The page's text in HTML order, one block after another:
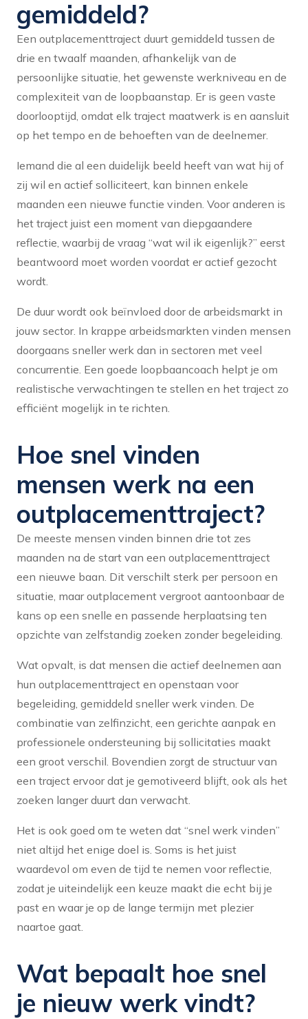
gemiddeld?
Een outplacementtraject duurt gemiddeld tussen de
drie en twaalf maanden, afhankelijk van de
persoonlijke situatie, het gewenste werkniveau en de
complexiteit van de loopbaanstap. Er is geen vaste
doorlooptijd, omdat elk traject maatwerk is en aansluit
op het tempo en de behoeften van de deelnemer.
Iemand die al een duidelijk beeld heeft van wat hij of
zij wil en actief solliciteert, kan binnen enkele
maanden een nieuwe functie vinden. Voor anderen is
het traject juist een moment van diepgaandere
reflectie, waarbij de vraag “wat wil ik eigenlijk?” eerst
beantwoord moet worden voordat er actief gezocht
wordt.
De duur wordt ook beïnvloed door de arbeidsmarkt in
jouw sector. In krappe arbeidsmarkten vinden mensen
doorgaans sneller werk dan in sectoren met veel
concurrentie. Een goede loopbaancoach helpt je om
realistische verwachtingen te stellen en het traject zo
efficiënt mogelijk in te richten.
Hoe snel vinden
mensen werk na een
outplacementtraject?
De meeste mensen vinden binnen drie tot zes
maanden na de start van een outplacementtraject
een nieuwe baan. Dit verschilt sterk per persoon en
situatie, maar outplacement vergroot aantoonbaar de
kans op een snelle en passende herplaatsing ten
opzichte van zelfstandig zoeken zonder begeleiding.
Wat opvalt, is dat mensen die actief deelnemen aan
hun outplacementtraject en openstaan voor
begeleiding, gemiddeld sneller werk vinden. De
combinatie van zelfinzicht, een gerichte aanpak en
professionele ondersteuning bij sollicitaties maakt
een groot verschil. Bovendien zorgt de structuur van
een traject ervoor dat je gemotiveerd blijft, ook als het
zoeken langer duurt dan verwacht.
Het is ook goed om te weten dat “snel werk vinden”
niet altijd het enige doel is. Soms is het juist
waardevol om even de tijd te nemen voor reflectie,
zodat je uiteindelijk een keuze maakt die echt bij je
past en waar je op de lange termijn met plezier
naartoe gaat.
Wat bepaalt hoe snel
je nieuw werk vindt?